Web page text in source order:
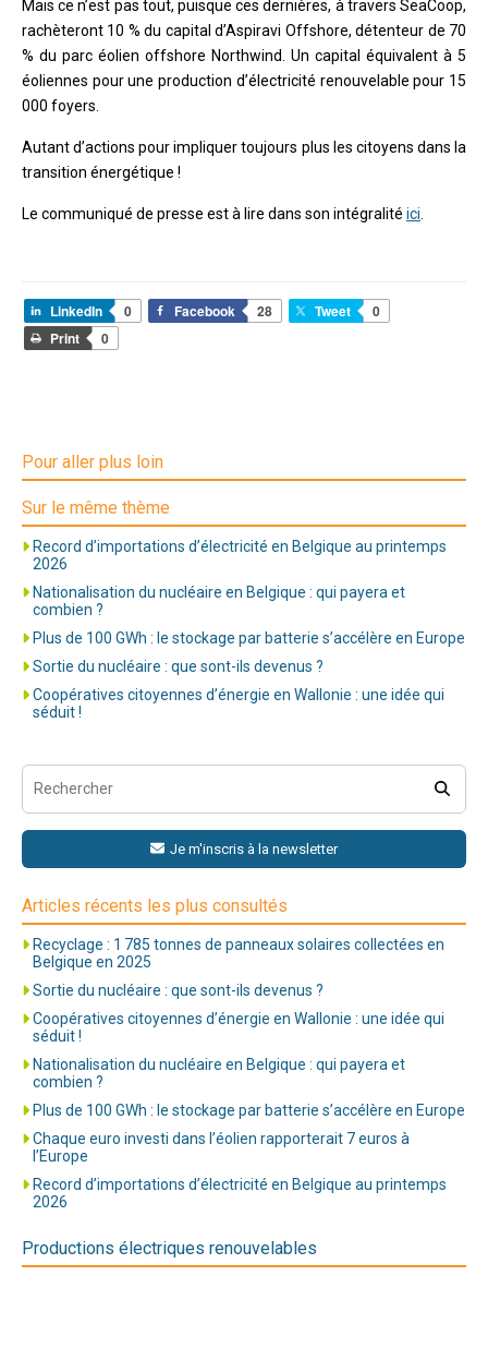
Mais ce n’est pas tout, puisque ces dernières, à travers SeaCoop,
rachèteront 10 % du capital d’Aspiravi Offshore, détenteur de 70
% du parc éolien offshore Northwind. Un capital équivalent à 5
éoliennes pour une production d’électricité renouvelable pour 15
000 foyers.
Autant d’actions pour impliquer toujours plus les citoyens dans la
transition énergétique !
Le communiqué de presse est à lire dans son intégralité ici
LinkedIn 0 Facebook 28 Tweet
0
Print
0
Pour aller plus loin
Sur le même thème
Record d’importations d’électricité en Belgique au printemps
2026
Nationalisation du nucléaire en Belgique : qui payera et
combien ?
Plus de 100 GWh : le stockage par batterie s’accélère en Europe
Sortie du nucléaire : que sont-ils devenus ?
Coopératives citoyennes d’énergie en Wallonie : une idée qui
séduit !
Je m'inscris à la newsletter
Articles récents les plus consultés
Recyclage : 1 785 tonnes de panneaux solaires collectées en
Belgique en 2025
Sortie du nucléaire : que sont-ils devenus ?
Coopératives citoyennes d’énergie en Wallonie : une idée qui
séduit !
Nationalisation du nucléaire en Belgique : qui payera et
combien ?
Plus de 100 GWh : le stockage par batterie s’accélère en Europe
Chaque euro investi dans l’éolien rapporterait 7 euros à
l’Europe
Record d’importations d’électricité en Belgique au printemps
2026
Productions électriques renouvelables